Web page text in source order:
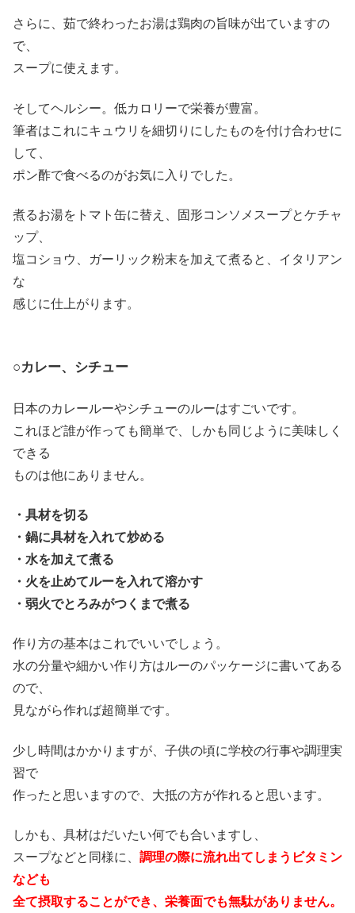
さらに、茹で終わったお湯は鶏肉の旨味が出ていますの
で、
スープに使えます。
そしてヘルシー。低カロリーで栄養が豊富。
筆者はこれにキュウリを細切りにしたものを付け合わせに
して、
ポン酢で食べるのがお気に入りでした。
煮るお湯をトマト缶に替え、固形コンソメスープとケチャ
ップ、
塩コショウ、ガーリック粉末を加えて煮ると、イタリアン
な
感じに仕上がります。
○カレー、シチュー
日本のカレールーやシチューのルーはすごいです。
これほど誰が作っても簡単で、しかも同じように美味しく
できる
ものは他にありません。
・具材を切る
・鍋に具材を入れて炒める
・水を加えて煮る
・火を止めてルーを入れて溶かす
・弱火でとろみがつくまで煮る
作り方の基本はこれでいいでしょう。
水の分量や細かい作り方はルーのパッケージに書いてある
ので、
見ながら作れば超簡単です。
少し時間はかかりますが、子供の頃に学校の行事や調理実
習で
作ったと思いますので、大抵の方が作れると思います。
しかも、具材はだいたい何でも合いますし、
スープなどと同様に、 調理の際に流れ出てしまうビタミン
なども
全て摂取することができ、栄養面でも無駄がありません。